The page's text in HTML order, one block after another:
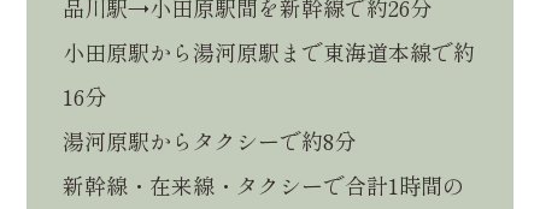
品川駅→小田原駅間を新幹線で約26分
小田原駅から湯河原駅まで東海道本線で約
16分
湯河原駅からタクシーで約8分
新幹線・在来線・タクシーで合計1時間の